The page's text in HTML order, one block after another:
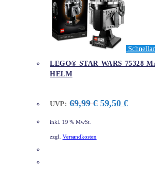
LEGO® STAR WARS 75328
HELM
UVP: 69,99€ Ursprünglicher
Preis
59,50 €
Preis
inkl. 19 % MwSt.
zzgl. Versandkosten